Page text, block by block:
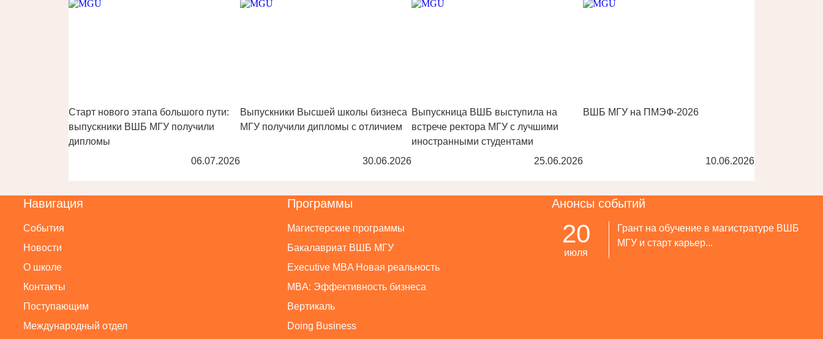
Старт нового этапа большого пути:
выпускники ВШБ МГУ получили
дипломы
06.07.2026
Выпускники Высшей школы бизнеса
МГУ получили дипломы с отличием
30.06.2026
Выпускница ВШБ выступила на
встрече ректора МГУ с лучшими
иностранными студентами
25.06.2026
ВШБ МГУ на ПМЭФ-2026
10.06.2026
Навигация
События
Новости
О школе
Контакты
Поступающим
Международный отдел
Программы
Магистерские программы
Бакалавриат ВШБ МГУ
Executive MBA Новая реальность
MBA: Эффективность бизнеса
Вертикаль
Doing Business
Анонсы событий
20
июля
Грант на обучение в магистратуре ВШБ
МГУ и старт карьер...